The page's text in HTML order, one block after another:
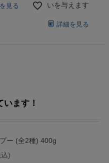
見る
いを与えます。
詳細を見る
ます！
ー (全2種) 400g
)